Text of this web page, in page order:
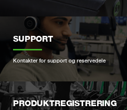
SUPPORT
Kontakter for support og reservedele
PRODUKTREGISTRERING